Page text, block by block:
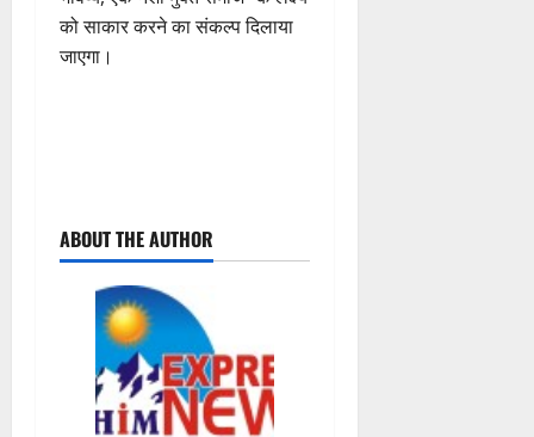
को साकार करने का संकल्प दिलाया
जाएगा।
o
ABOUT THE AUTHOR